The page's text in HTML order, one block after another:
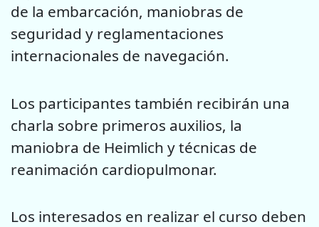
de la embarcación, maniobras de
seguridad y reglamentaciones
internacionales de navegación.
Los participantes también recibirán una
charla sobre primeros auxilios, la
maniobra de Heimlich y técnicas de
reanimación cardiopulmonar.
Los interesados en realizar el curso deben